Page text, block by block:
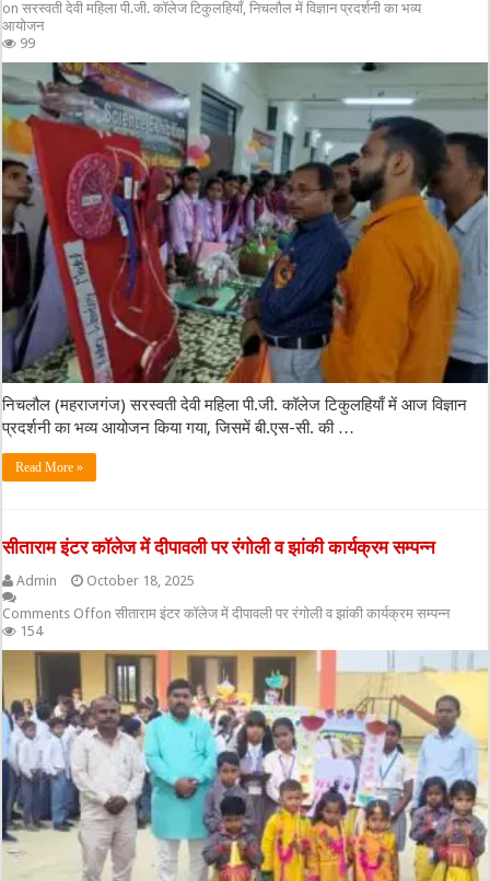
on सरस्वती देवी महिला पी.जी. कॉलेज टिकुलहियाँ, निचलौल में विज्ञान प्रदर्शनी का भव्य
आयोजन
99
निचलौल (महराजगंज) सरस्वती देवी महिला पी.जी. कॉलेज टिकुलहियाँ में आज विज्ञान
प्रदर्शनी का भव्य आयोजन किया गया, जिसमें बी.एस-सी. की …
Read More »
सीताराम इंटर कॉलेज में दीपावली पर रंगोली व झांकी कार्यक्रम सम्पन्न
Admin
October 18, 2025
Comments Offon सीताराम इंटर कॉलेज में दीपावली पर रंगोली व झांकी कार्यक्रम सम्पन्न
154